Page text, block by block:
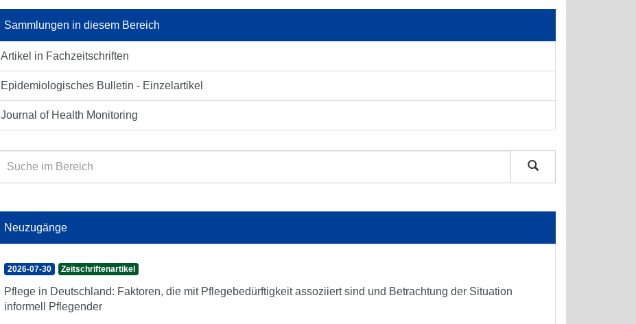
Sammlungen in diesem Bereich
Artikel in Fachzeitschriften
Epidemiologisches Bulletin - Einzelartikel
Journal of Health Monitoring
Neuzugänge
2026-07-30 Zeitschriftenartikel
Pflege in Deutschland: Faktoren, die mit Pflegebedürftigkeit assoziiert sind und Betrachtung der Situation
informell Pflegender